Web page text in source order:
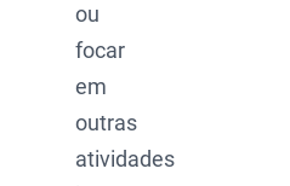
ou
focar
em
outras
atividades